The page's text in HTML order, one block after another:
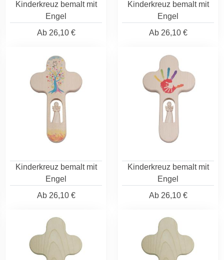
Kinderkreuz bemalt mit
Engel
Ab26,10 €
Kinderkreuz bemalt mit
Engel
Ab26,10 €
Kinderkreuz bemalt mit
Engel
Ab26,10 €
Kinderkreuz bemalt mit
Engel
Ab26,10 €